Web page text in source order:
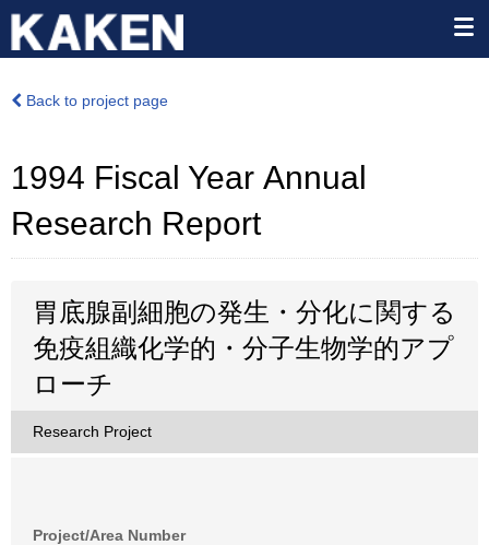
Back to project page
1994 Fiscal Year Annual
Research Report
胃底腺副細胞の発生・分化に関する
免疫組織化学的・分子生物学的アプ
ローチ
Research Project
Project/Area Number